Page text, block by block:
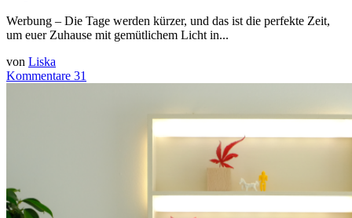
Werbung – Die Tage werden kürzer, und das ist die perfekte Zeit,
um euer Zuhause mit gemütlichem Licht in...
von Liska
Kommentare 31